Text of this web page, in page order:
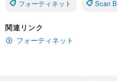
フォーティネット Scan
関連リンク
フォーティネット